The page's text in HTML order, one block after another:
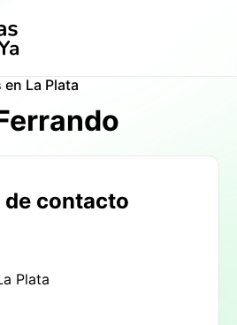
La Plata
contacto
Plata